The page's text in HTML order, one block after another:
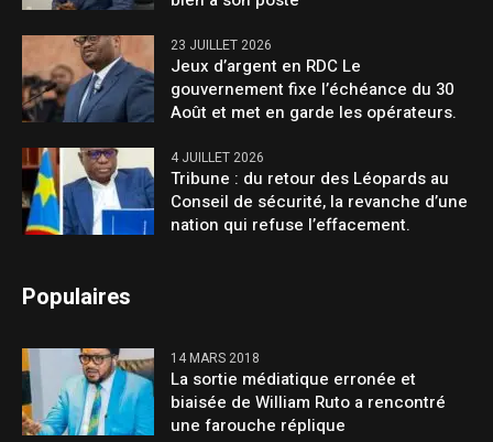
23 JUILLET 2026
Jeux d’argent en RDC Le
gouvernement fixe l’échéance du 30
Août et met en garde les opérateurs.
4 JUILLET 2026
Tribune : du retour des Léopards au
Conseil de sécurité, la revanche d’une
nation qui refuse l’effacement.
Populaires
14 MARS 2018
La sortie médiatique erronée et
biaisée de William Ruto a rencontré
une farouche réplique